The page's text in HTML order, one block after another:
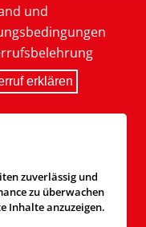
und
erklären
zuverlässig und
zu überwachen
Inhalte anzuzeigen.